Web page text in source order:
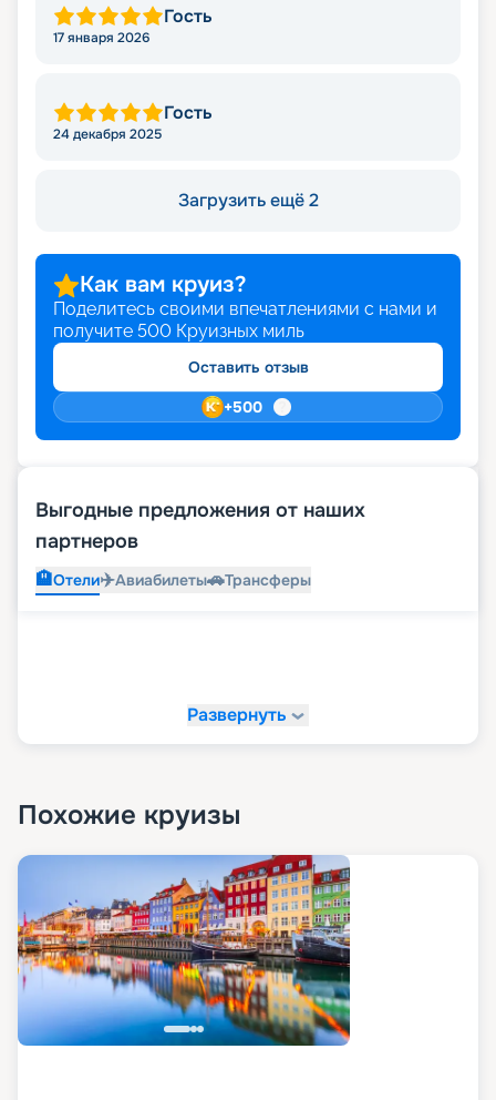
Гость
17 января 2026
Гость
24 декабря 2025
Загрузить ещё 2
Как вам круиз?
Поделитесь своими впечатлениями с нами и
получите 500 Круизных миль
Оставить отзыв
+500
Выгодные предложения от наших
партнеров
🏨Отели✈️Авиабилеты🚗Трансферы
Развернуть
Похожие круизы